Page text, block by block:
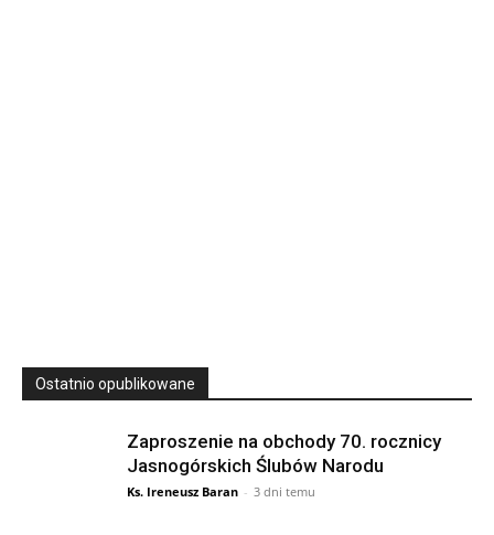
Ostatnio opublikowane
Zaproszenie na obchody 70. rocznicy
Jasnogórskich Ślubów Narodu
Ks. Ireneusz Baran - 3 dni temu